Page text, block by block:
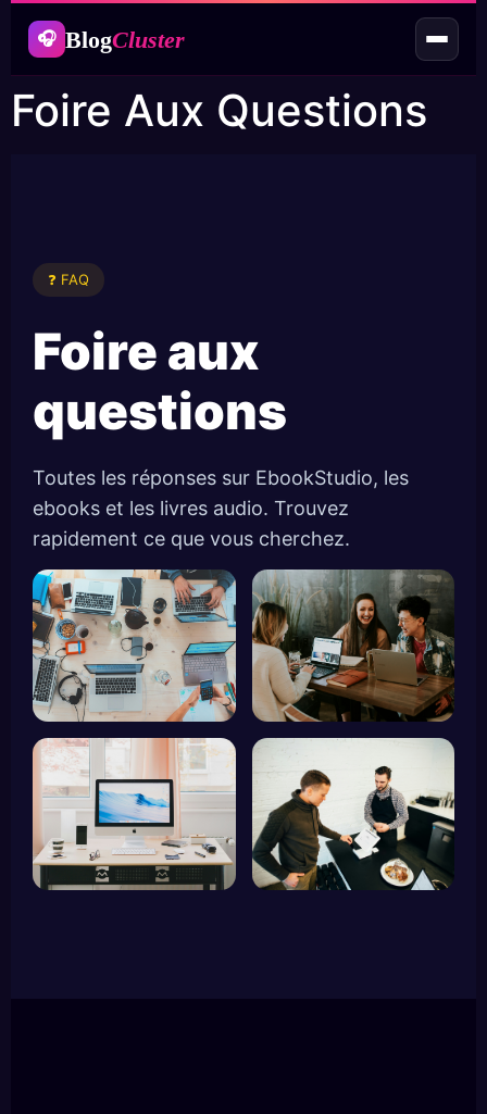
🎧 BlogCluster
Foire Aux Questions
❓ FAQ
Foire aux
questions
Toutes les réponses sur EbookStudio, les
ebooks et les livres audio. Trouvez
rapidement ce que vous cherchez.